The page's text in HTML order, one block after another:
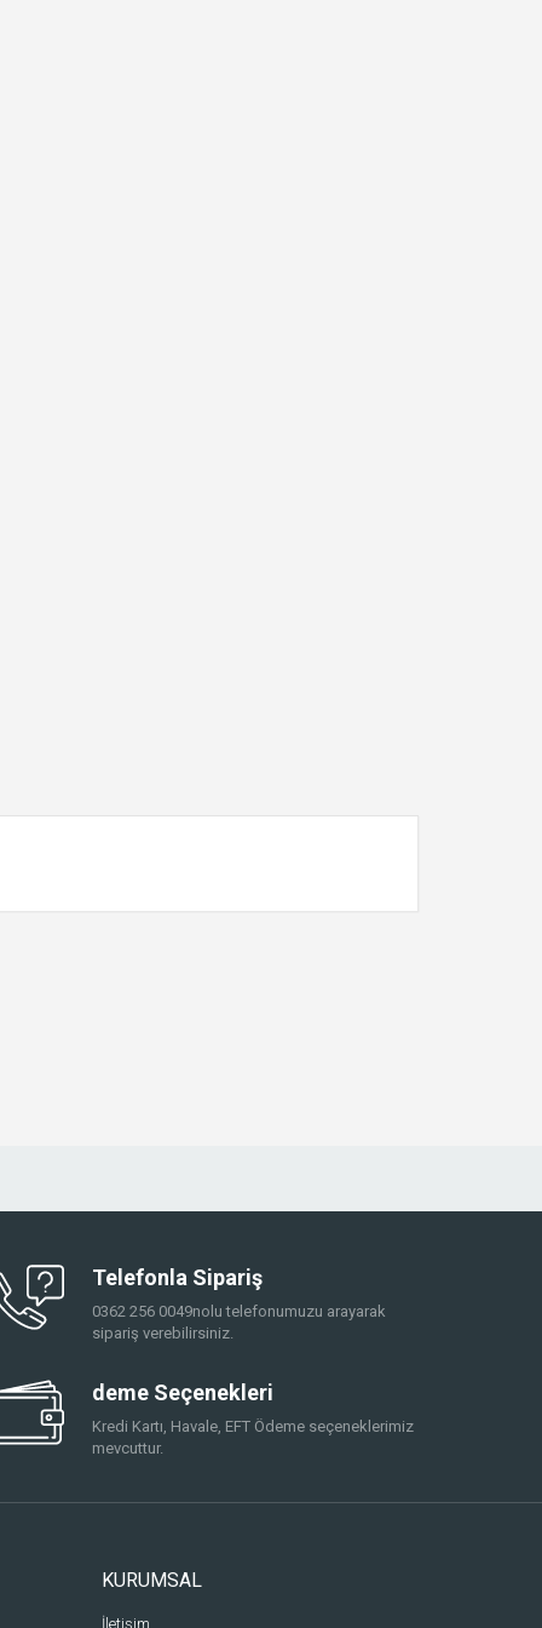
Telefonla Sipariş
0362 256 0049nolu telefonumuzu arayarak
sipariş verebilirsiniz.
deme Seçenekleri
Kredi Kartı, Havale, EFT Ödeme seçeneklerimiz
mevcuttur.
KURUMSAL
İletişim